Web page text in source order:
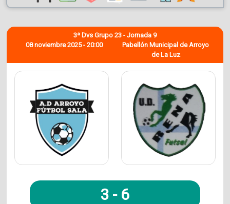
08 noviembre 2025 - 20:00
3ª Dvs Grupo 23 - Jornada 9
Pabellón Municipal de Arroyo
de La Luz
3 - 6